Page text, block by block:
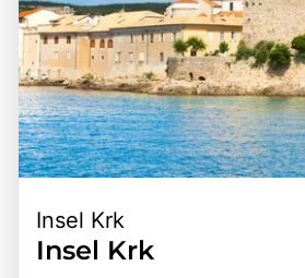
Insel Krk
Insel Krk